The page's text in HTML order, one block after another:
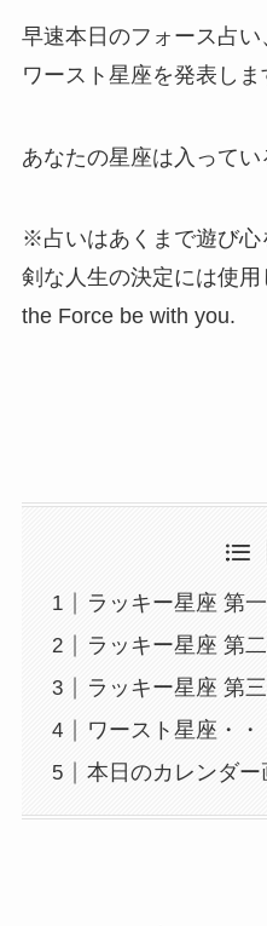
早速本日のフォース占
ワースト星座を発表しま
あなたの星座は入ってい
※占いはあくまで遊び心
剣な人生の決定には使
the Force be with you.
ラッキー星座 第
ラッキー星座 第
ラッキー星座 第
ワースト星座・・
本日のカレンダー